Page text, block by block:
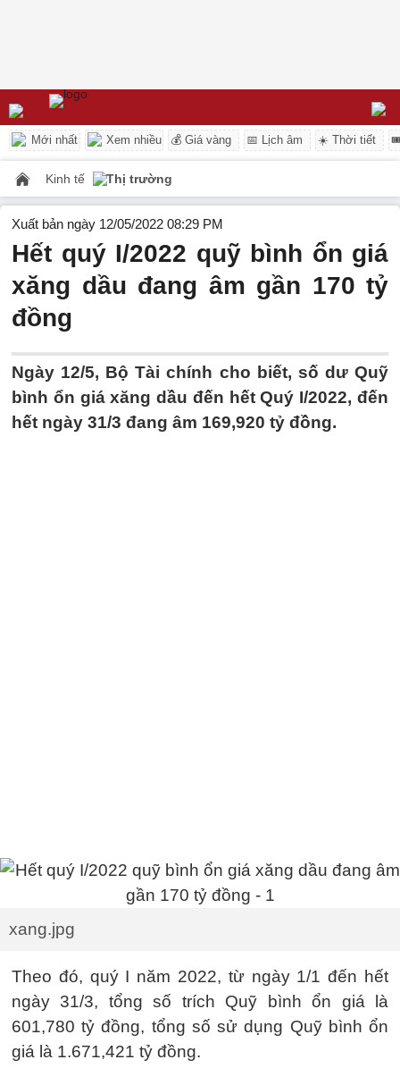
Mới nhất Xem nhiều 💰 Giá vàng 📅 Lịch âm ☀️ Thời tiết
Kinh tế Thị trường
Xuất bản ngày 12/05/2022 08:29 PM
Hết quý I/2022 quỹ bình ổn giá
xăng dầu đang âm gần 170 tỷ
đồng
Ngày 12/5, Bộ Tài chính cho biết, số dư Quỹ
bình ổn giá xăng dầu đến hết Quý I/2022, đến
hết ngày 31/3 đang âm 169,920 tỷ đồng.
xang.jpg
Theo đó, quý I năm 2022, từ ngày 1/1 đến hết
ngày 31/3, tổng số trích Quỹ bình ổn giá là
601,780 tỷ đồng, tổng số sử dụng Quỹ bình ổn
giá là 1.671,421 tỷ đồng.